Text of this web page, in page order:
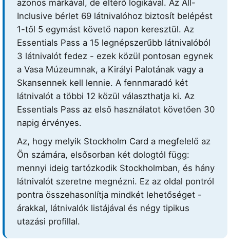
azonos márkával, de eltérő logikával. Az All-
Inclusive bérlet 69 látnivalóhoz biztosít belépést
1-től 5 egymást követő napon keresztül. Az
Essentials Pass a 15 legnépszerűbb látnivalóból
3 látnivalót fedez - ezek közül pontosan egynek
a Vasa Múzeumnak, a Királyi Palotának vagy a
Skansennek kell lennie. A fennmaradó két
látnivalót a többi 12 közül választhatja ki. Az
Essentials Pass az első használatot követően 30
napig érvényes.
Az, hogy melyik Stockholm Card a megfelelő az
Ön számára, elsősorban két dologtól függ:
mennyi ideig tartózkodik Stockholmban, és hány
látnivalót szeretne megnézni. Ez az oldal pontról
pontra összehasonlítja mindkét lehetőséget -
árakkal, látnivalók listájával és négy tipikus
utazási profillal.